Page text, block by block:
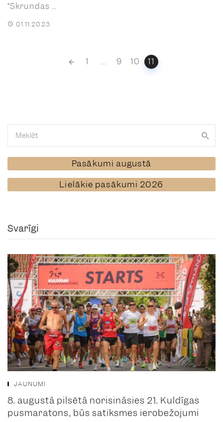
“Skrundas ...
01.11.2023
1 ... 9 10 11
Pasākumi augustā
Lielākie pasākumi 2026
Svarīgi
JAUNUMI
8. augustā pilsētā norisināsies 21. Kuldīgas
pusmaratons, būs satiksmes ierobežojumi